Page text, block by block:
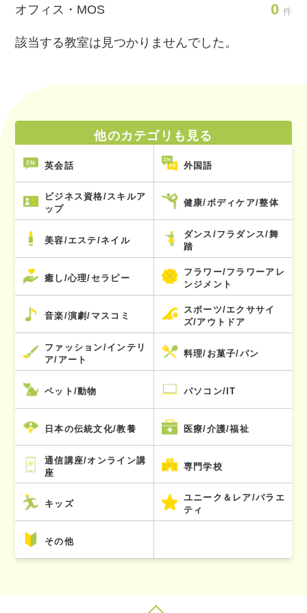
オフィス・MOS 0 件
該当する教室は見つかりませんでした。
他のカテゴリも見る
英会話 外国語
ビジネス資格/スキルア
ップ
健康/ボディケア/整体
美容/エステ/ネイル
ダンス/フラダンス/舞
踏
癒し/心理/セラピー
フラワー/フラワーアレ
ンジメント
音楽/演劇/マスコミ
スポーツ/エクササイ
ズ/アウトドア
ファッション/インテリ
ア/アート
料理/お菓子/パン
ペット/動物 パソコン/IT
日本の伝統文化/教養 医療/介護/福祉
通信講座/オンライン講
座
専門学校
キッズ
ユニーク＆レア/バラエ
ティ
その他